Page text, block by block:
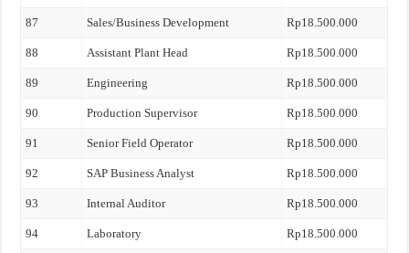
87 Sales/Business Development Rp18.500.000
88 Assistant Plant Head Rp18.500.000
89 Engineering Rp18.500.000
90 Production Supervisor Rp18.500.000
91 Senior Field Operator Rp18.500.000
92 SAP Business Analyst Rp18.500.000
93 Internal Auditor Rp18.500.000
94 Laboratory Rp18.500.000